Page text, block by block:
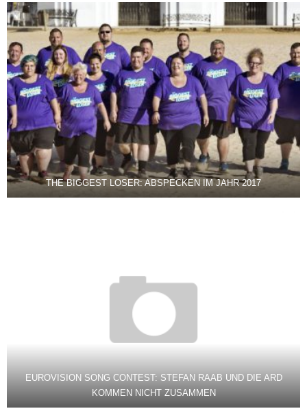
THE BIGGEST LOSER: ABSPECKEN IM JAHR 2017
EUROVISION SONG CONTEST: STEFAN RAAB UND DIE ARD
KOMMEN NICHT ZUSAMMEN